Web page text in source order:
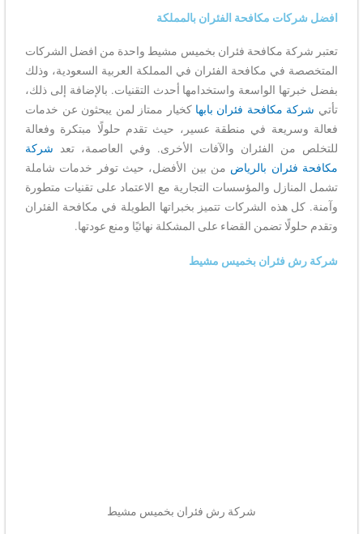
افضل شركات مكافحة الفئران بالمملكة
تعتبر شركة مكافحة فئران بخميس مشيط واحدة من افضل الشركات
المتخصصة في مكافحة الفئران في المملكة العربية السعودية، وذلك
بفضل خبرتها الواسعة واستخدامها أحدث التقنيات. بالإضافة إلى ذلك،
تأتي شركة مكافحة فئران بابها كخيار ممتاز لمن يبحثون عن خدمات
فعالة وسريعة في منطقة عسير، حيث تقدم حلولًا مبتكرة وفعالة
للتخلص من الفئران والآفات الأخرى. وفي العاصمة، تعد شركة
مكافحة فئران بالرياض من بين الأفضل، حيث توفر خدمات شاملة
تشمل المنازل والمؤسسات التجارية مع الاعتماد على تقنيات متطورة
وآمنة. كل هذه الشركات تتميز بخبراتها الطويلة في مكافحة الفئران
وتقدم حلولًا تضمن القضاء على المشكلة نهائيًا ومنع عودتها.
شركة رش فئران بخميس مشيط
شركة رش فئران بخميس مشيط